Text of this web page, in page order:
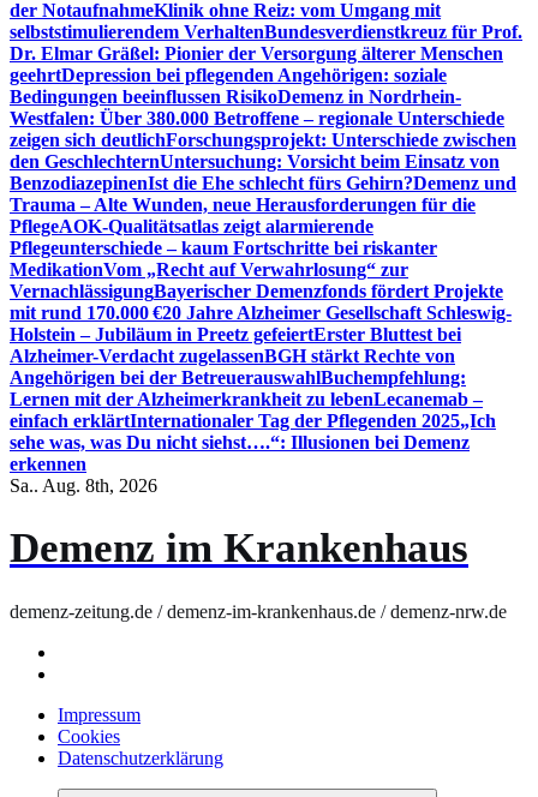
der NotaufnahmeKlinik ohne Reiz: vom Umgang mit
selbststimulierendem VerhaltenBundesverdienstkreuz für Prof.
Dr. Elmar Gräßel: Pionier der Versorgung älterer Menschen
geehrtDepression bei pflegenden Angehörigen: soziale
Bedingungen beeinflussen RisikoDemenz in Nordrhein-
Westfalen: Über 380.000 Betroffene – regionale Unterschiede
zeigen sich deutlichForschungsprojekt: Unterschiede zwischen
den GeschlechternUntersuchung: Vorsicht beim Einsatz von
BenzodiazepinenIst die Ehe schlecht fürs Gehirn?Demenz und
Trauma – Alte Wunden, neue Herausforderungen für die
PflegeAOK-Qualitätsatlas zeigt alarmierende
Pflegeunterschiede – kaum Fortschritte bei riskanter
MedikationVom „Recht auf Verwahrlosung“ zur
VernachlässigungBayerischer Demenzfonds fördert Projekte
mit rund 170.000 €20 Jahre Alzheimer Gesellschaft Schleswig-
Holstein – Jubiläum in Preetz gefeiertErster Bluttest bei
Alzheimer-Verdacht zugelassenBGH stärkt Rechte von
Angehörigen bei der BetreuerauswahlBuchempfehlung:
Lernen mit der Alzheimerkrankheit zu lebenLecanemab –
einfach erklärtInternationaler Tag der Pflegenden 2025„Ich
sehe was, was Du nicht siehst….“: Illusionen bei Demenz
erkennen
Sa.. Aug. 8th, 2026
Demenz im Krankenhaus
demenz-zeitung.de / demenz-im-krankenhaus.de / demenz-nrw.de
Impressum
Cookies
Datenschutzerklärung